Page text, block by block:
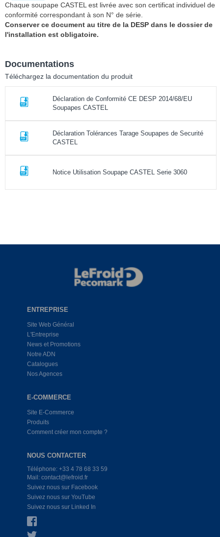
Chaque soupape CASTEL est livrée avec son certificat individuel de
conformité correspondant à son N° de série.
Conserver ce document au titre de la DESP dans le dossier de
l'installation est obligatoire.
Documentations
Téléchargez la documentation du produit
Déclaration de Conformité CE DESP 2014/68/EU
Soupapes CASTEL
Déclaration Tolérances Tarage Soupapes de Securité
CASTEL
Notice Utilisation Soupape CASTEL Serie 3060
ENTREPRISE
Site Web Général
L'Entreprise
News et Promotions
Notre ADN
Catalogues
Nos Agences
E-COMMERCE
Site E-Commerce
Produits
Comment créer mon compte ?
NOUS CONTACTER
Téléphone: +33 4 78 68 33 59
Mail: contact@lefroid.fr
Suivez nous sur Facebook
Suivez nous sur YouTube
Suivez nous sur Linked In